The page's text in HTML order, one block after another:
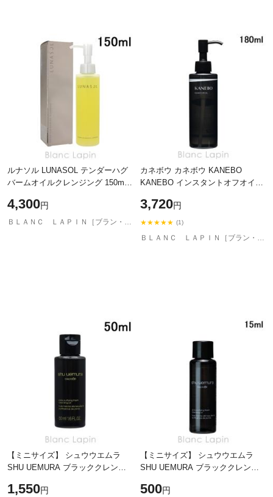
ルナソル LUNASOL テンダーハグ
バームオイルクレンジング 150ml
4,300円
ＢＬＡＮＣ ＬＡＰＩＮ［ブラン・ラパン］
カネボウ カネボウ KANEBO
KANEBO インスタントオフオイル
3,720円
★★★★★ (1)
ＢＬＡＮＣ ＬＡＰＩＮ［ブラン・ラパン］
【ミニサイズ】 シュウウエムラ
SHU UEMURA ブラッククレンジ
顔ミニ [822674/098500]
1,550円
【ミニサイズ】 シュウウエムラ
SHU UEMURA ブラッククレンジ
顔ミニ [100463]【メール便可】
500円